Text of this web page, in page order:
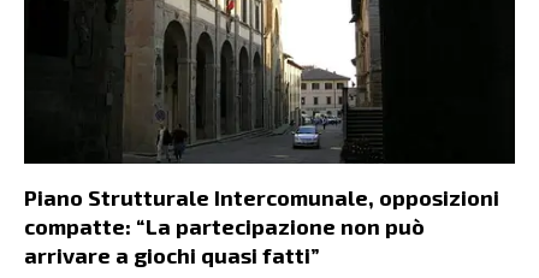
Piano Strutturale Intercomunale, opposizioni
compatte: “La partecipazione non può
arrivare a giochi quasi fatti”